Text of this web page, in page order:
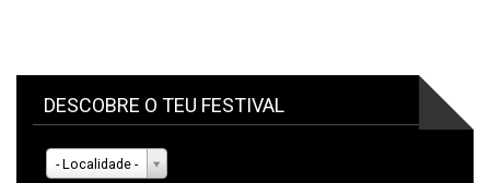
DESCOBRE O TEU FESTIVAL
- Localidade -